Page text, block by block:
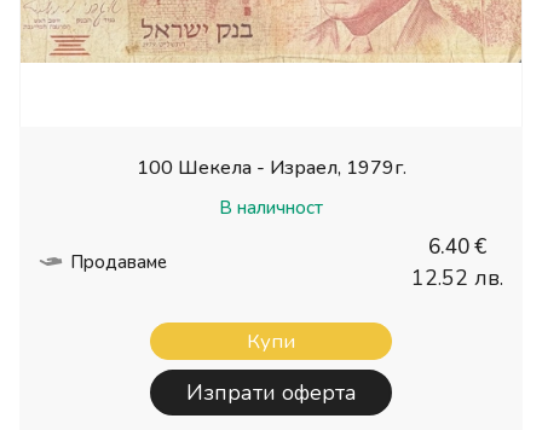
100 Шекела - Израел, 1979г.
В наличност
Продаваме
6.40 €
12.52 лв.
Купи
Изпрати оферта